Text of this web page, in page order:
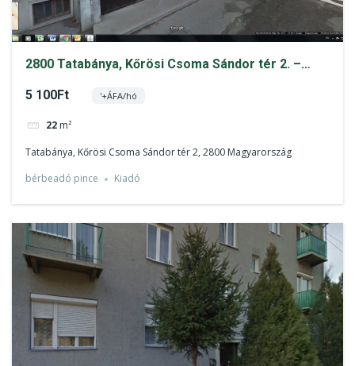
2800 Tatabánya, Kőrösi Csoma Sándor tér 2. –
5 100Ft '+ÁFA/hó
22 m²
Tatabánya, Kőrösi Csoma Sándor tér 2, 2800 Magyarország
bérbeadó pince Kiadó